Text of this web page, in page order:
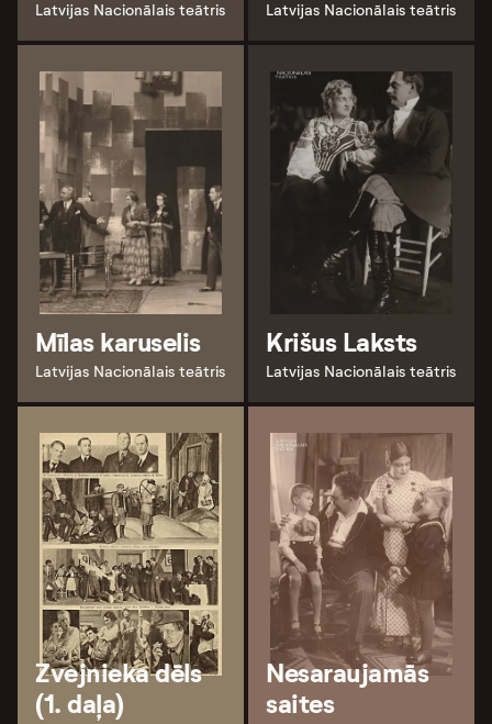
Latvijas Nacionālais teātris Latvijas Nacionālais teātris
Mīlas karuselis
Latvijas Nacionālais teātris
Krišus Laksts
Latvijas Nacionālais teātris
Zvejnieka dēls
(1. daļa)
Nesaraujamās
saites